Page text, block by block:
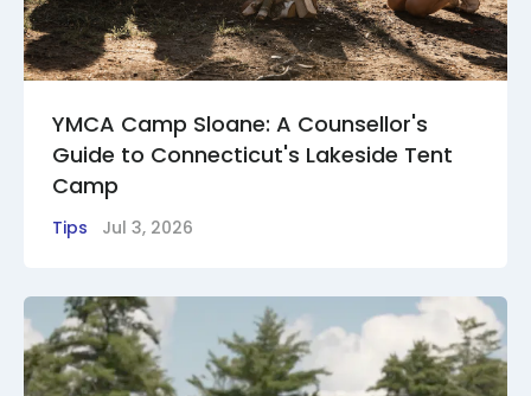
YMCA Camp Sloane: A Counsellor's
Guide to Connecticut's Lakeside Tent
Camp
Tips Jul 3, 2026